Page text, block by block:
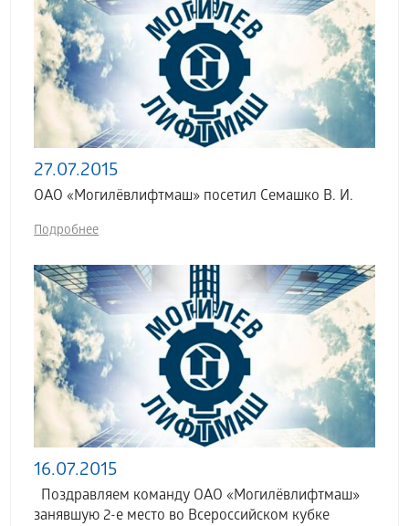
27.07.2015
ОАО «Могилёвлифтмаш» посетил Семашко В. И.
Подробнее
16.07.2015
Поздравляем команду ОАО «Могилёвлифтмаш»
занявшую 2-е место во Всероссийском кубке